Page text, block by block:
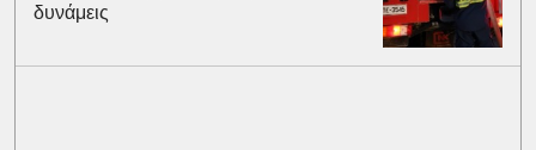
δυνάμεις